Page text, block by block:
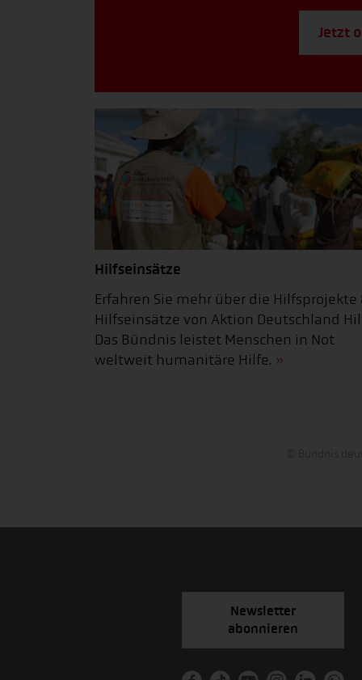
Jetzt
Hilfseinsätze
Erfahren Sie mehr über die Hilfsprojekte
Hilfseinsätze von Aktion Deutschland
Das Bündnis leistet Menschen in Not
weltweit humanitäre Hilfe.
Newsletter
abonnieren